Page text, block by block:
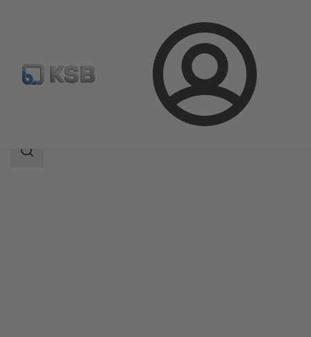
Login
Katalog produktów Ixo Pro
Zakres